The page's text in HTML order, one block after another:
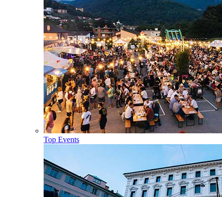
Top Events